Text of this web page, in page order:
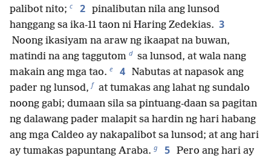
palibot nito; c 2 pinalibutan nila ang lunsod
hanggang sa ika-11 taon ni Haring Zedekias. 3
Noong ikasiyam na araw ng ikaapat na buwan,
matindi na ang taggutom d sa lunsod, at wala nang
makain ang mga tao. e 4 Nabutas at napasok ang
pader ng lunsod, f at tumakas ang lahat ng sundalo
noong gabi; dumaan sila sa pintuang-daan sa pagitan
ng dalawang pader malapit sa hardin ng hari habang
ang mga Caldeo ay nakapalibot sa lunsod; at ang hari
ay tumakas papuntang Araba. g 5 Pero ang hari ay